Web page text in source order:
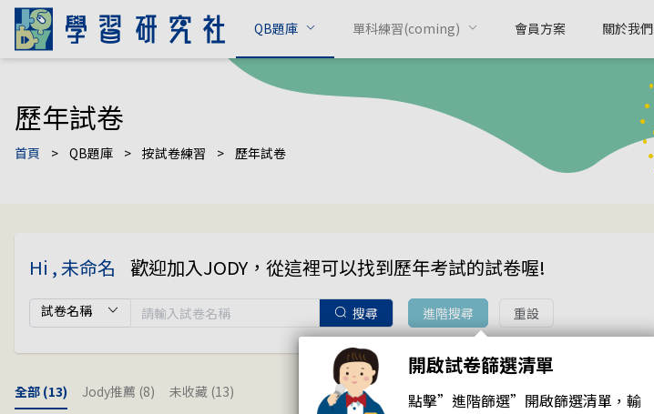
QB題庫 單科練習(coming) 會員方案 關於我們
歷年試卷
首頁 > QB題庫 > 按試卷練習 > 歷年試卷
Hi , 未命名 歡迎加入JODY，從這裡可以找到歷年考試的試卷喔!
搜尋 進階搜尋 重設
全部 (13) Jody推薦 (8) 未收藏 (13)
開啟試卷篩選清單
點擊”進階篩選”開啟篩選清單，輸